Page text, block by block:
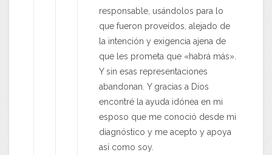
responsable, usándolos para lo
que fueron proveídos, alejado de
la intención y exigencia ajena de
que les prometa que «habrá más».
Y sin esas representaciones
abandonan. Y gracias a Dios
encontré la ayuda idónea en mi
esposo que me conoció desde mi
diagnóstico y me acepto y apoya
así como soy.